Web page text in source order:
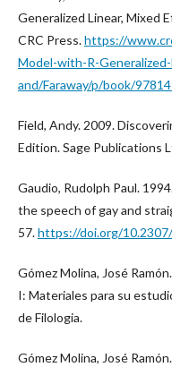
Generalized Linear, Mixed
CRC Press.https://
Model-with-R-
and/Faraway/p/book/
Field, Andy. 2009.
Edition. Sage Publications
Gaudio, Rudolph Paul.
the speech of gay and
57.https://doi.org/
Gómez Molina, José
I: Materiales para su
de Filologia.
Gómez Molina, José